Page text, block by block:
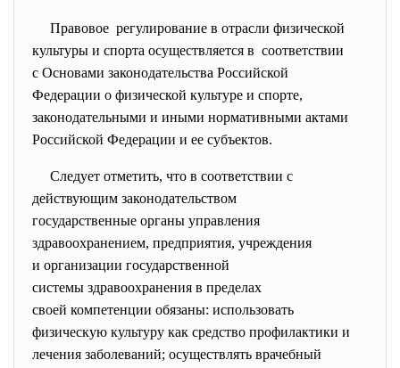
Правовое регулирование в отрасли физической
культуры и спорта осуществляется в соответствии
с Основами законодательства Российской
Федерации о физической культуре и спорте,
законодательными и иными нормативными актами
Российской Федерации и ее субъектов.
Следует отметить, что в соответствии с
действующим законодательством
государственные органы управления
здравоохранением, предприятия, учреждения
и организации государственной
системы здравоохранения в пределах
своей компетенции обязаны: использовать
физическую культуру как средство профилактики и
лечения заболеваний; осуществлять врачебный